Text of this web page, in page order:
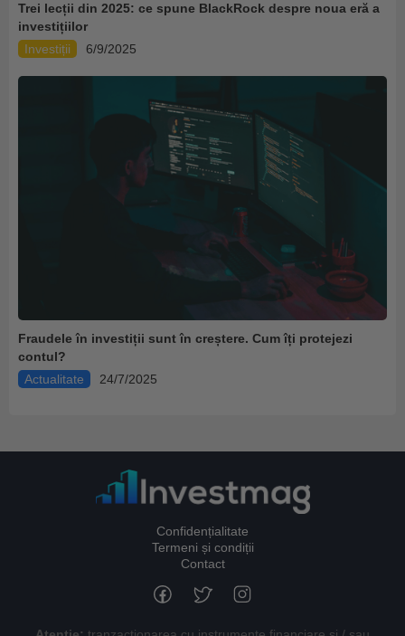
Trei lecții din 2025: ce spune BlackRock despre noua eră a
investițiilor
Investiții
6/9/2025
Fraudele în investiții sunt în creștere. Cum îți protejezi
contul?
Actualitate
24/7/2025
Confidențialitate
Termeni și condiții
Contact